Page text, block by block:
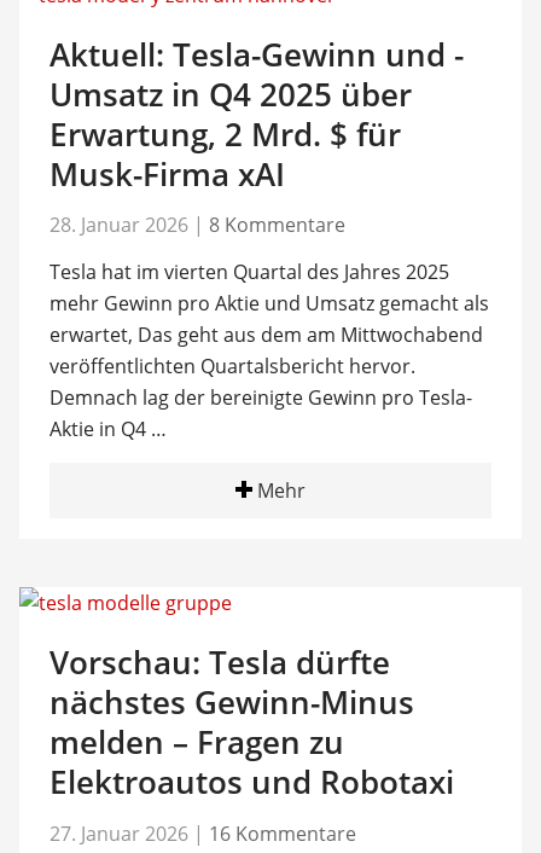
Aktuell: Tesla-Gewinn und -
Umsatz in Q4 2025 über
Erwartung, 2 Mrd. $ für
Musk-Firma xAI
28. Januar 2026 | 8 Kommentare
Tesla hat im vierten Quartal des Jahres 2025
mehr Gewinn pro Aktie und Umsatz gemacht als
erwartet, Das geht aus dem am Mittwochabend
veröffentlichten Quartalsbericht hervor.
Demnach lag der bereinigte Gewinn pro Tesla-
Aktie in Q4 …
Mehr
Vorschau: Tesla dürfte
nächstes Gewinn-Minus
melden – Fragen zu
Elektroautos und Robotaxi
27. Januar 2026 | 16 Kommentare